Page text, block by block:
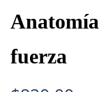
fuerza